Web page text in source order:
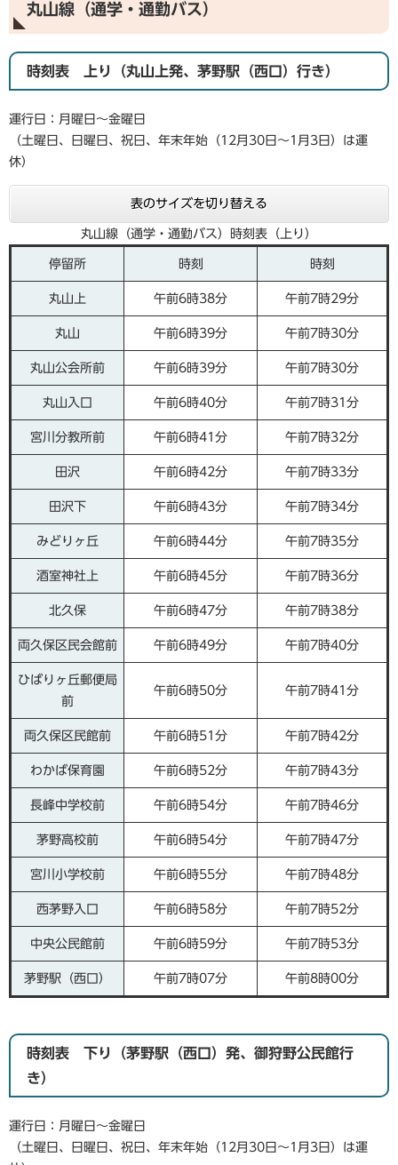
丸山線（通学・通勤バス）
時刻表 上り（丸山上発、茅野駅（西口）行き）
運行日：月曜日～金曜日
（土曜日、日曜日、祝日、年末年始（12月30日～1月3日）は運
休）
表のサイズを切り替える
丸山線（通学・通勤バス）時刻表（上り）
停留所 時刻 時刻
丸山上 午前6時38分 午前7時29分
丸山 午前6時39分 午前7時30分
丸山公会所前 午前6時39分 午前7時30分
丸山入口 午前6時40分 午前7時31分
宮川分教所前 午前6時41分 午前7時32分
田沢 午前6時42分 午前7時33分
田沢下 午前6時43分 午前7時34分
みどりヶ丘 午前6時44分 午前7時35分
酒室神社上 午前6時45分 午前7時36分
北久保 午前6時47分 午前7時38分
両久保区民会館前 午前6時49分 午前7時40分
ひばりヶ丘郵便局
前
午前6時50分 午前7時41分
両久保区民館前 午前6時51分 午前7時42分
わかば保育園 午前6時52分 午前7時43分
長峰中学校前 午前6時54分 午前7時46分
茅野高校前 午前6時54分 午前7時47分
宮川小学校前 午前6時55分 午前7時48分
西茅野入口 午前6時58分 午前7時52分
中央公民館前 午前6時59分 午前7時53分
茅野駅（西口） 午前7時07分 午前8時00分
時刻表 下り（茅野駅（西口）発、御狩野公民館行
き）
運行日：月曜日～金曜日
（土曜日、日曜日、祝日、年末年始（12月30日～1月3日）は運